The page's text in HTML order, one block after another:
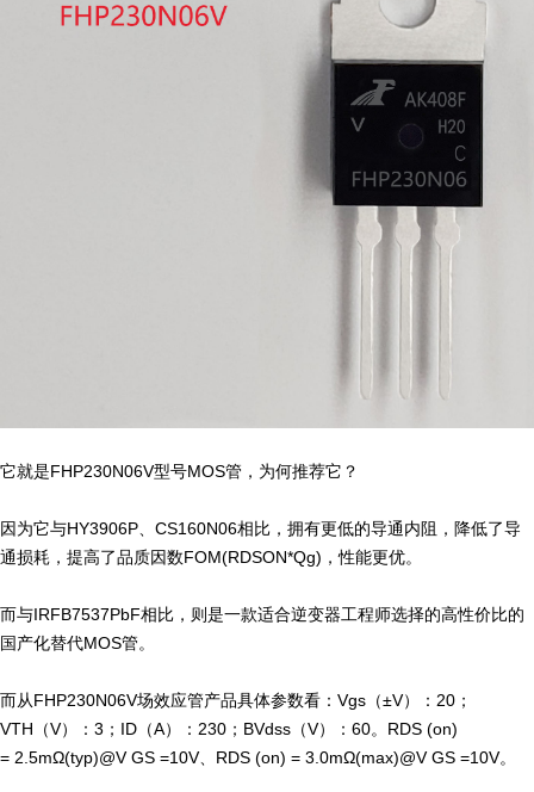
它就是FHP230N06V型号MOS管，为何推荐它？
因为它与HY3906P、CS160N06相比，拥有更低的导通内阻，降低了导
通损耗，提高了品质因数FOM(RDSON*Qg)，性能更优。
而与IRFB7537PbF相比，则是一款适合逆变器工程师选择的高性价比的
国产化替代MOS管。
而从FHP230N06V场效应管产品具体参数看：Vgs（±V）：20；
VTH（V）：3；ID（A）：230；BVdss（V）：60。RDS (on)
= 2.5mΩ(typ)@V GS =10V、RDS (on) = 3.0mΩ(max)@V GS =10V。